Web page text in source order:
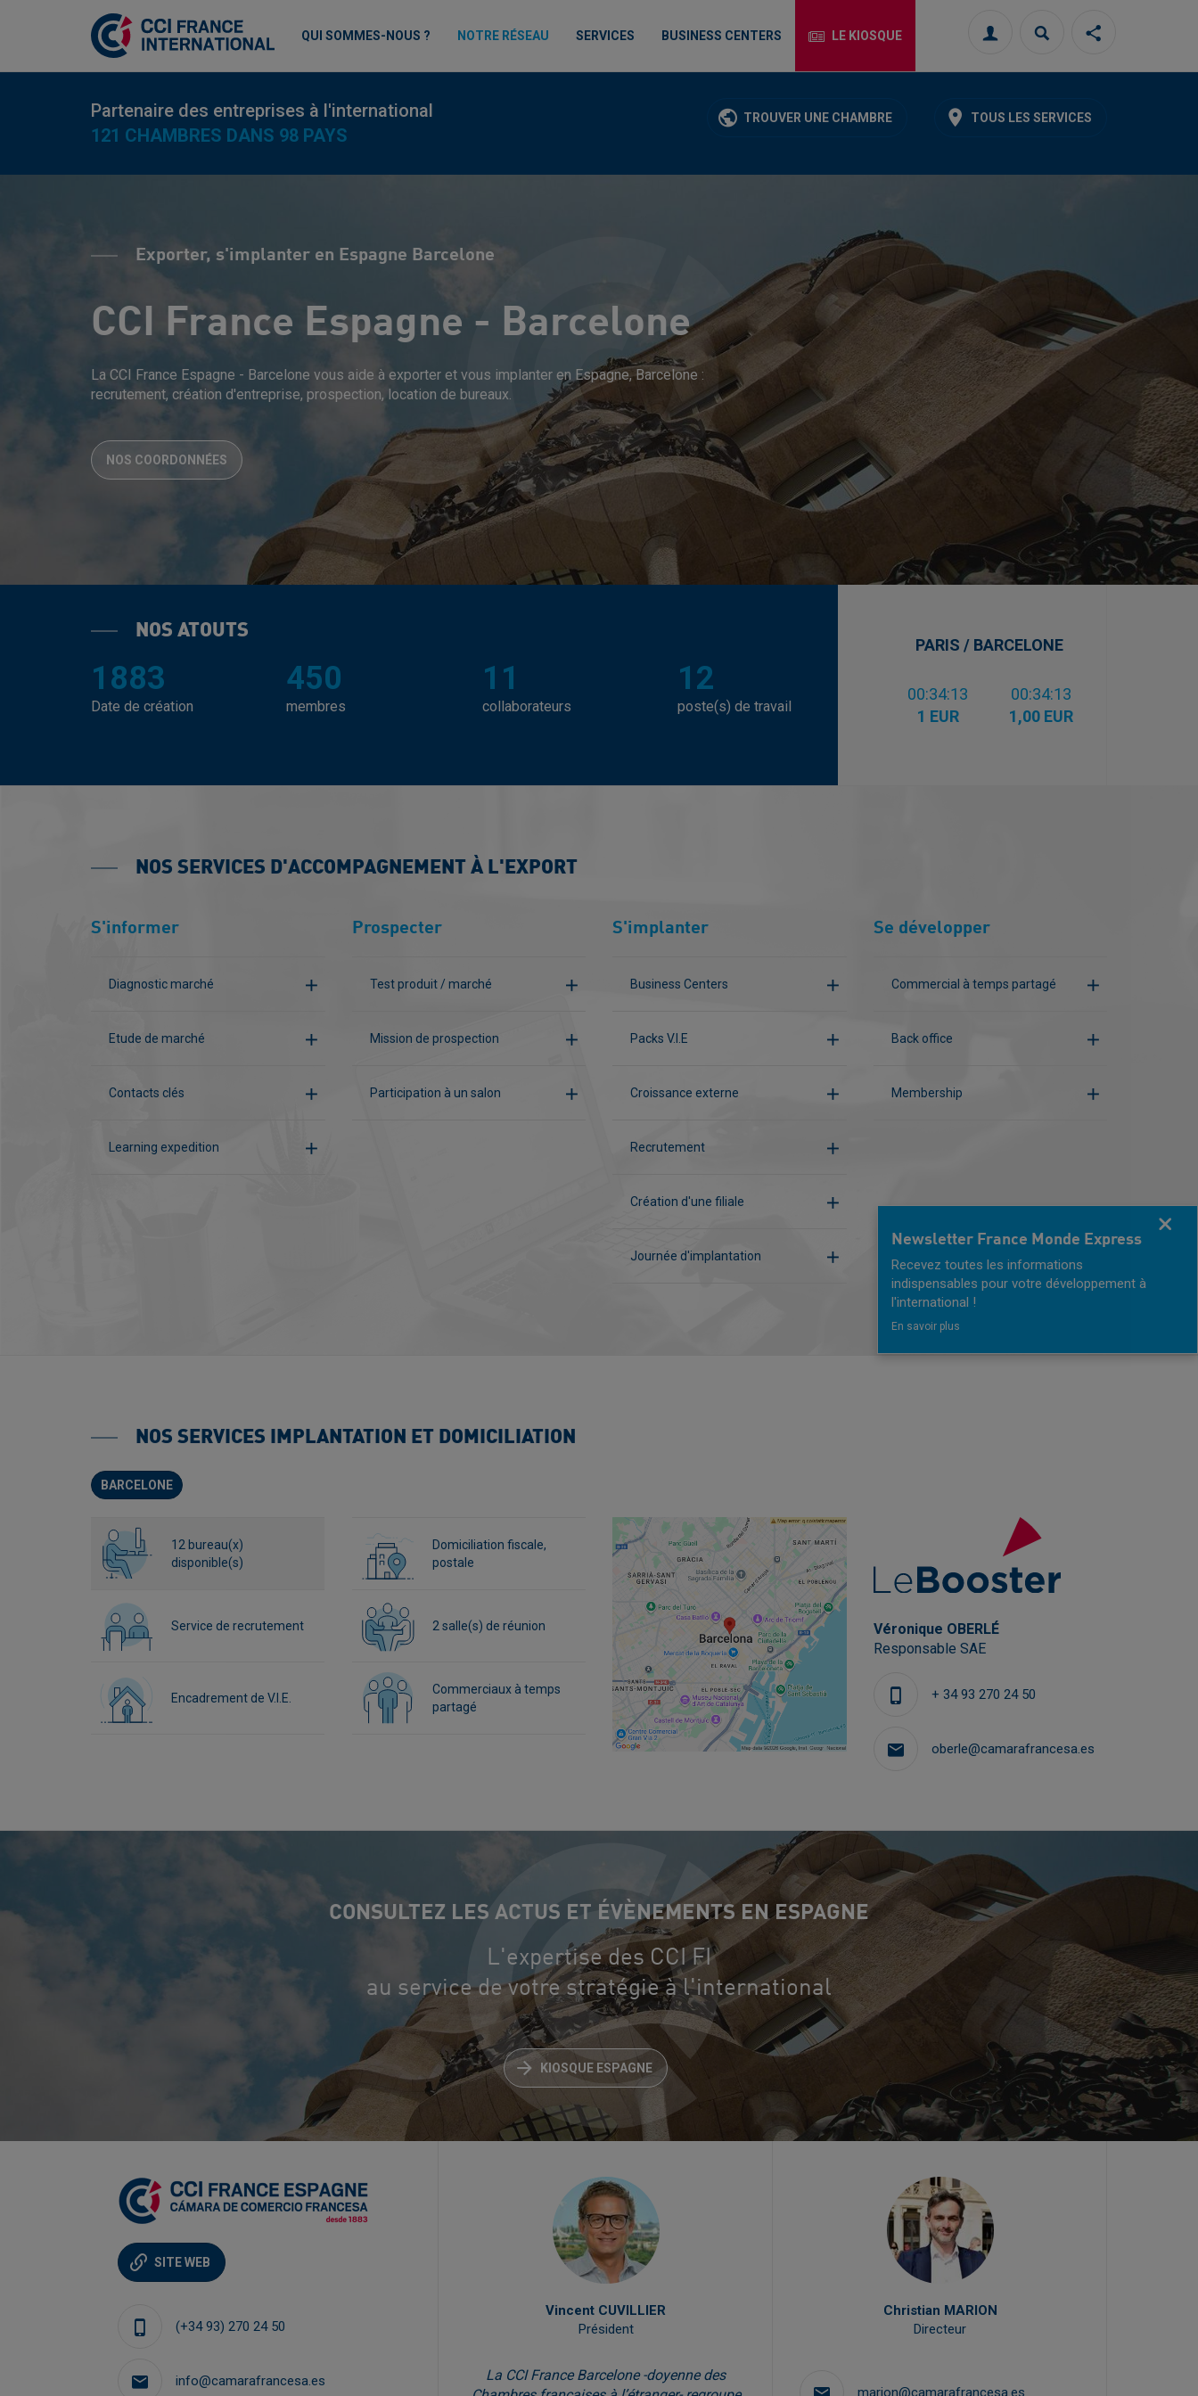
Connexion Rechercher
page
QUI SOMMES-NOUS ? NOTRE RÉSEAU SERVICES BUSINESS CENTERS LE KIOSQUE
Partenaire des entreprises à l'international
121 CHAMBRES DANS 98 PAYS
TOUS LES SERVICES
TROUVER UNE CHAMBRE
Exporter, s'implanter en Espagne Barcelone
CCI France Espagne - Barcelone
La CCI France Espagne - Barcelone vous aide à exporter et vous implanter en Espagne, Barcelone :
recrutement, création d'entreprise, prospection, location de bureaux.
NOS COORDONNÉES
NOS ATOUTS
1883
Date de création
450
membres
11
collaborateurs
12
poste(s) de travail
PARIS / BARCELONE
00:34:14
1 EUR
00:34:14
1,00 EUR
NOS SERVICES D'ACCOMPAGNEMENT À L'EXPORT
S'informer
Diagnostic marché
Etude de marché
Contacts clés
Learning expedition
Prospecter
Test produit / marché
Mission de prospection
Participation à un salon
S'implanter
Business Centers
Packs V.I.E
Croissance externe
Recrutement
Création d'une filiale
Journée d'implantation
Se développer
Commercial à temps partagé
Back office
Membership
NOS SERVICES IMPLANTATION ET DOMICILIATION
BARCELONE
12 bureau(x)
disponible(s)
Domiciliation fiscale,
postale
Service de recrutement 2 salle(s) de réunion
Encadrement de V.I.E.
Commerciaux à temps
partagé
Véronique OBERLÉ
Responsable SAE
+ 34 93 270 24 50
oberle@camarafrancesa.es
CONSULTEZ LES ACTUS ET ÉVÈNEMENTS EN ESPAGNE
L'expertise des CCI FI
au service de votre stratégie à l'international
KIOSQUE ESPAGNE
SITE WEB
(+34 93) 270 24 50
info@camarafrancesa.es
Responsable Activités associatives et
Vincent CUVILLIER
Président
La CCI France Barcelone -doyenne des
Christian MARION
Directeur
marion@camarafrancesa.es
Newsletter France Monde Express
Recevez toutes les informations
indispensables pour votre développement à
l'international !
En savoir plus